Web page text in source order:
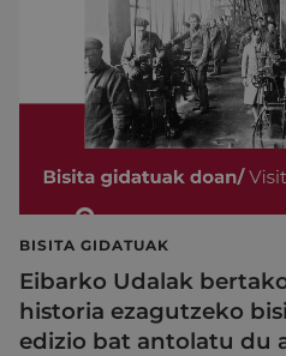
BISITA GIDATUAK
Eibarko Udalak
historia ezagutzeko
edizio bat antolatu du